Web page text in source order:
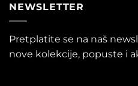
NEWSLETTER
Pretplatite se na naš
nove kolekcije, popuste i